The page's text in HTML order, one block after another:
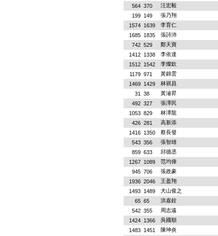
564 370
汪宏毅
199
149
張乃翔
1574
1639
李育仁
1685
1835
張詩沛
742 529
鄭天寶
1412
1338
李依達
1512
1542
李燦欽
1179 971
黃錦雲
1469
1429
林祺昌
31
38
黃濬昇
492 327
張澤民
1053 829
林澤龍
426 281
高新添
1416
1350
蔡長發
543 356
張智雄
859 633
邱德丞
1267
1089
范均偉
945 706
張政豪
1936 2046
王盈翔
1493
1489
犬山俊之
65 65
洪嘉銓
542 355
周志遠
1424
1366
吳國順
1483
1451
陳坤炎